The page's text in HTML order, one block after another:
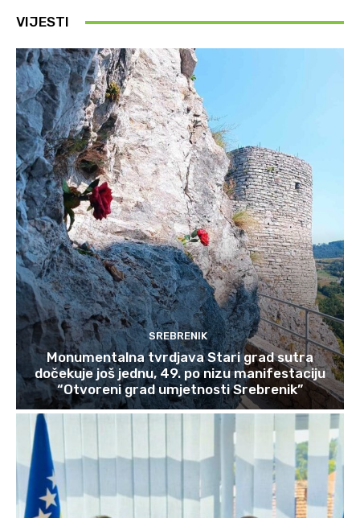
VIJESTI
SREBRENIK
Monumentalna tvrdjava Stari grad sutra
dočekuje još jednu, 49. po nizu manifestaciju
“Otvoreni grad umjetnosti Srebrenik”